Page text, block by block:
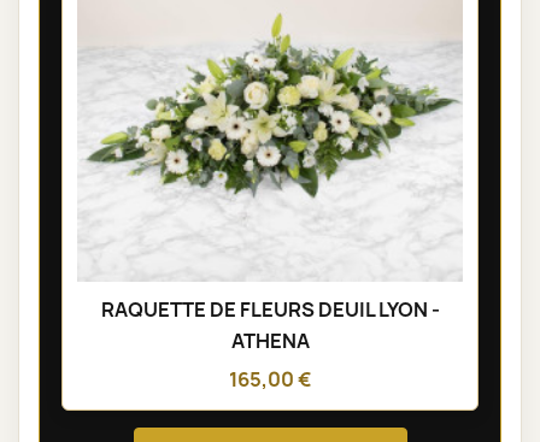
RAQUETTE DE FLEURS DEUIL LYON -
ATHENA
165,00 €